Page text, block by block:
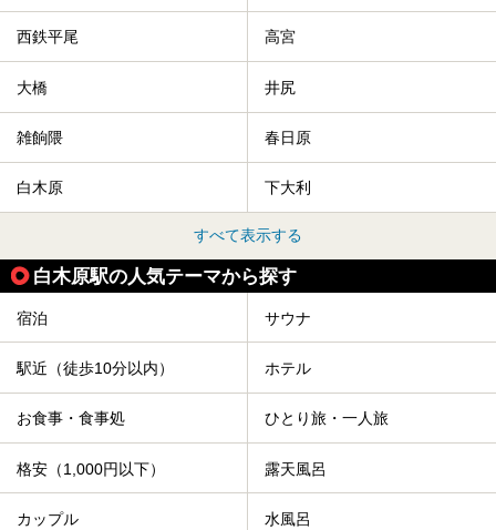
西鉄平尾 高宮
大橋 井尻
雑餉隈 春日原
白木原 下大利
すべて表示する
白木原駅の人気テーマから探す
宿泊 サウナ
駅近（徒歩10分以内） ホテル
お食事・食事処 ひとり旅・一人旅
格安（1,000円以下） 露天風呂
カップル 水風呂